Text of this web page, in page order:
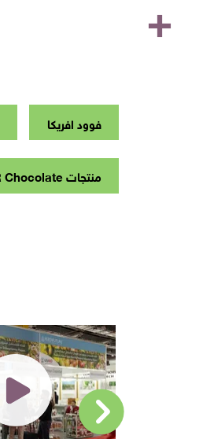
Share
فوود افريكا
منتجات DR Chocolate